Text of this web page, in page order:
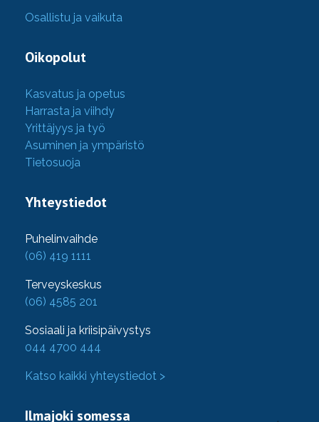
Osallistu ja vaikuta
Oikopolut
Kasvatus ja opetus
Harrasta ja viihdy
Yrittäjyys ja työ
Asuminen ja ympäristö
Tietosuoja
Yhteystiedot
Puhelinvaihde
(06) 419 1111
Terveyskeskus
(06) 4585 201
Sosiaali ja kriisipäivystys
044 4700 444
Katso kaikki yhteystiedot >
Ilmajoki somessa